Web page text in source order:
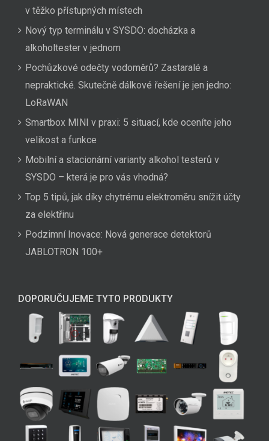
v těžko přístupných místech
Nový typ terminálu v SYSDO: docházka a
alkoholtester v jednom
Pochůzkové odečty vodoměrů? Zastaralé a
nepraktické. Skutečně dálkové řešení je jen jedno:
LoRaWAN
Smartbox MINI v praxi: 5 situací, kde oceníte jeho
velikost a funkce
Mobilní a stacionární varianty alkohol testerů v
SYSDO – která je pro vás vhodná?
Top 5 tipů, jak díky chytrému elektroměru snížit účty
za elektřinu
Podzimní Inovace: Nová generace detektorů
JABLOTRON 100+
DOPORUČUJEME TYTO PRODUKTY